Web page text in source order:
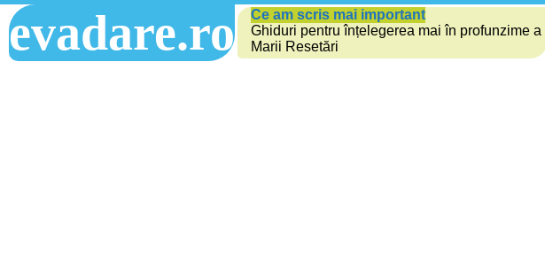
evadare.ro
Ce am scris mai important
Ghiduri pentru înțelegerea mai în profunzime a
Marii Resetări